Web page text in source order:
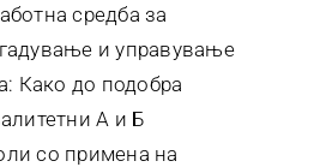
средба за
и управување
Како до подобра
А и Б
со примена на